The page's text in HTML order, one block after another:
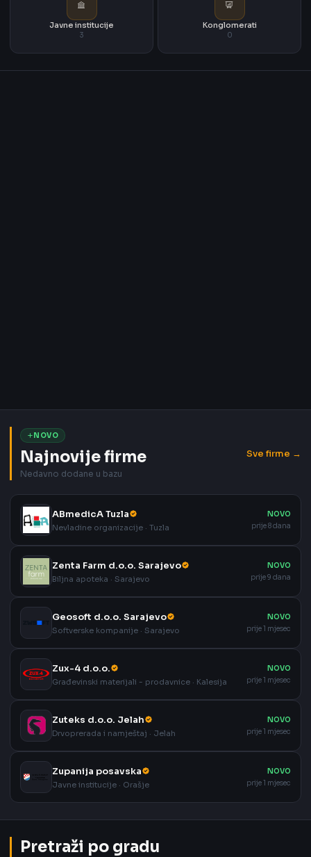
Javne institucije
3
Konglomerati
0
NOVO
Najnovije firme
Nedavno dodane u bazu
Sve firme →
ABmedicA Tuzla
Nevladine organizacije · Tuzla
NOVO
prije 8 dana
Zenta Farm d.o.o. Sarajevo
Biljna apoteka · Sarajevo
NOVO
prije 9 dana
Geosoft d.o.o. Sarajevo
Softverske kompanije · Sarajevo
NOVO
prije 1 mjesec
Zux-4 d.o.o.
Građevinski materijali - prodavnice · Kalesija
NOVO
prije 1 mjesec
Zuteks d.o.o. Jelah
Drvoprerada i namještaj · Jelah
NOVO
prije 1 mjesec
Zupanija posavska
Javne institucije · Orašje
NOVO
prije 1 mjesec
Pretraži po gradu